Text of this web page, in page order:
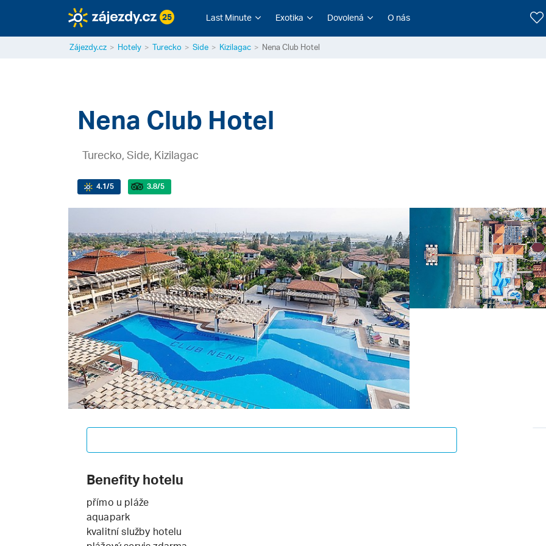
25 Last Minute Exotika Dovolená O nás
Zájezdy.cz Hotely Turecko Side Kizilagac Nena Club Hotel
Nena Club Hotel
Turecko, Side, Kizilagac
4.1/5 3.8/5
Benefity hotelu
přímo u pláže
aquapark
kvalitní služby hotelu